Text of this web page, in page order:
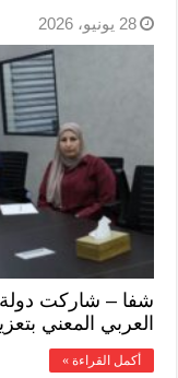
28 يونيو، 2026
شفا – شاركت
العربي المعني
أكمل القراءة »